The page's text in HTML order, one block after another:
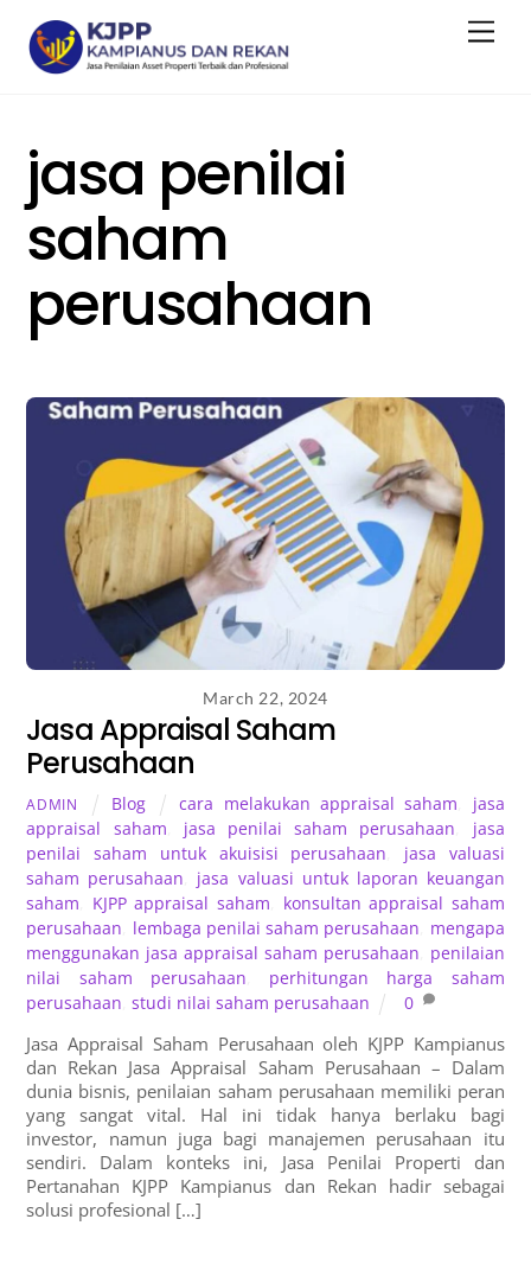
content
jasa penilai
saham
perusahaan
March 22, 2024
Jasa Appraisal Saham
Perusahaan
ADMIN Blog cara melakukan appraisal saham
jasa
appraisal saham
jasa penilai saham perusahaan
jasa
penilai saham untuk akuisisi perusahaan
jasa valuasi
saham perusahaan
jasa valuasi untuk laporan keuangan
saham
KJPP appraisal saham
konsultan appraisal saham
perusahaan
lembaga penilai saham perusahaan
mengapa
menggunakan jasa appraisal saham perusahaan
penilaian
nilai saham perusahaan
perhitungan harga saham
perusahaan ,studi nilai saham perusahaan 0
Jasa Appraisal Saham Perusahaan oleh KJPP Kampianus
dan Rekan Jasa Appraisal Saham Perusahaan – Dalam
dunia bisnis, penilaian saham perusahaan memiliki peran
yang sangat vital. Hal ini tidak hanya berlaku bagi
investor, namun juga bagi manajemen perusahaan itu
sendiri. Dalam konteks ini, Jasa Penilai Properti dan
Pertanahan KJPP Kampianus dan Rekan hadir sebagai
solusi profesional […]